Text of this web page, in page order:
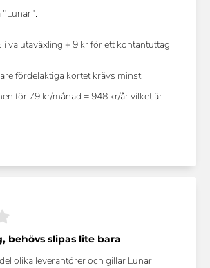
"Lunar".
i valutaväxling + 9 kr för ett kontantuttag.
fördelaktiga kortet krävs minst
för 79 kr/månad = 948 kr/år vilket är
behövs slipas lite bara
olika leverantörer och gillar Lunar